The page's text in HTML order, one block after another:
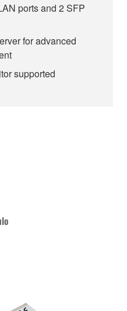
ports and 2 SFP
for advanced
supported